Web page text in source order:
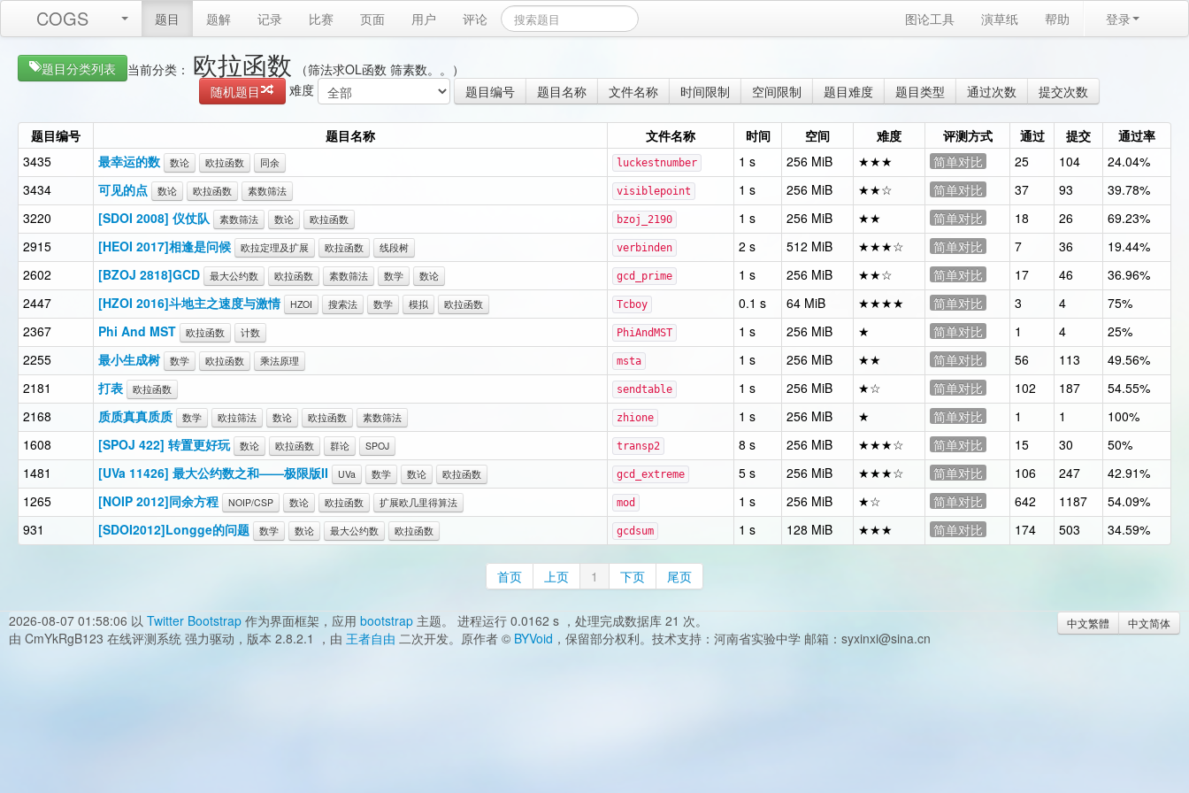
COGS 题目 题解 记录 比赛 页面 用户 评论 图论工具 演草纸 帮助 登录
题目分类列表 当前分类： 欧拉函数 （筛法求OL函数 筛素数。。）
随机题目
难度 题目编号 题目名称 文件名称 时间限制 空间限制 题目难度 题目类型 通过次数 提交次数
题目编号 题目名称 文件名称 时间 空间 难度 评测方式 通过 提交
通过率
3435
最幸运的数 数论 欧拉函数 同余 luckestnumber 1 s 256 MiB ★★★ 简单对比 25 104
24.04%
3434
可见的点 数论 欧拉函数 素数筛法 visiblepoint 1 s 256 MiB ★★☆ 简单对比 37 93
39.78%
3220
[SDOI 2008] 仪仗队 素数筛法 数论 欧拉函数 bzoj_2190 1 s 256 MiB ★★ 简单对比 18 26
69.23%
2915
[HEOI 2017]相逢是问候 欧拉定理及扩展 欧拉函数 线段树 verbinden 2 s 512 MiB ★★★☆ 简单对比 7 36
19.44%
2602
[BZOJ 2818]GCD 最大公约数 欧拉函数 素数筛法 数学 数论 gcd_prime 1 s 256 MiB ★★☆ 简单对比 17 46
36.96%
2447
[HZOI 2016]斗地主之速度与激情 HZOI 搜索法 数学 模拟 欧拉函数 Tcboy 0.1 s 64 MiB ★★★★ 简单对比 3 4
75%
2367
Phi And MST 欧拉函数 计数 PhiAndMST 1 s 256 MiB ★ 简单对比 1 4
25%
2255
最小生成树 数学 欧拉函数 乘法原理 msta 1 s 256 MiB ★★ 简单对比 56 113
49.56%
2181
打表 欧拉函数 sendtable 1 s 256 MiB ★☆ 简单对比 102 187
54.55%
2168
质质真真质质 数学 欧拉筛法 数论 欧拉函数 素数筛法 zhione 1 s 256 MiB ★ 简单对比 1 1
100%
1608
[SPOJ 422] 转置更好玩 数论 欧拉函数 群论 SPOJ transp2 8 s 256 MiB ★★★☆ 简单对比 15 30
50%
1481
[UVa 11426] 最大公约数之和——极限版II UVa 数学 数论 欧拉函数 gcd_extreme 5 s 256 MiB ★★★☆ 简单对比 106 247
42.91%
1265
[NOIP 2012]同余方程 NOIP/CSP 数论 欧拉函数 扩展欧几里得算法 mod 1 s 256 MiB ★☆ 简单对比 642 1187
54.09%
931
[SDOI2012]Longge的问题 数学 数论 最大公约数 欧拉函数 gcdsum 1 s 128 MiB ★★★ 简单对比 174 503 34.59%
首页 上页 1 下页 尾页
中文繁體 中文简体
2026-08-07 01:58:06 以 Twitter Bootstrap 作为界面框架，应用 bootstrap 主题。 进程运行 0.0162 s ，处理完成数据库 21 次。
由 CmYkRgB123 在线评测系统 强力驱动，版本 2.8.2.1 ，由 王者自由 二次开发。原作者 © BYVoid ，保留部分权利。技术支持：河南省实验中学 邮箱：syxinxi@sina.cn